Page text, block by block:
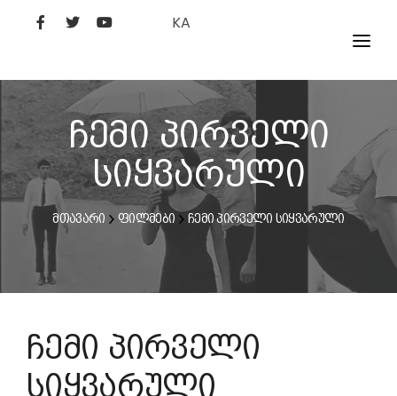
KA
ᲤᲘᲚᲛᲔᲑᲘ
ᲮᲔᲚᲝᲕᲐᲜᲘ
ᲙᲘᲜᲝᲡᲢᲣᲓᲘᲐ
ᲙᲘᲜᲝᲐᲙᲐᲓᲔᲛᲘᲐ
ჩემი პირველი
სიყვარული
მთავარი ფილმები ჩემი პირველი სიყვარული
ჩემი პირველი
სიყვარული